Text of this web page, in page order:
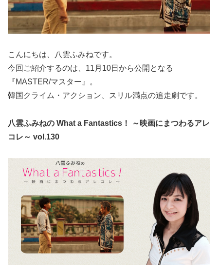
こんにちは、八雲ふみねです。
今回ご紹介するのは、11月10日から公開となる
『MASTER/マスター』。
韓国クライム・アクション、スリル満点の追走劇です。
八雲ふみねの What a Fantastics！ ～映画にまつわるアレ
コレ～ vol.130